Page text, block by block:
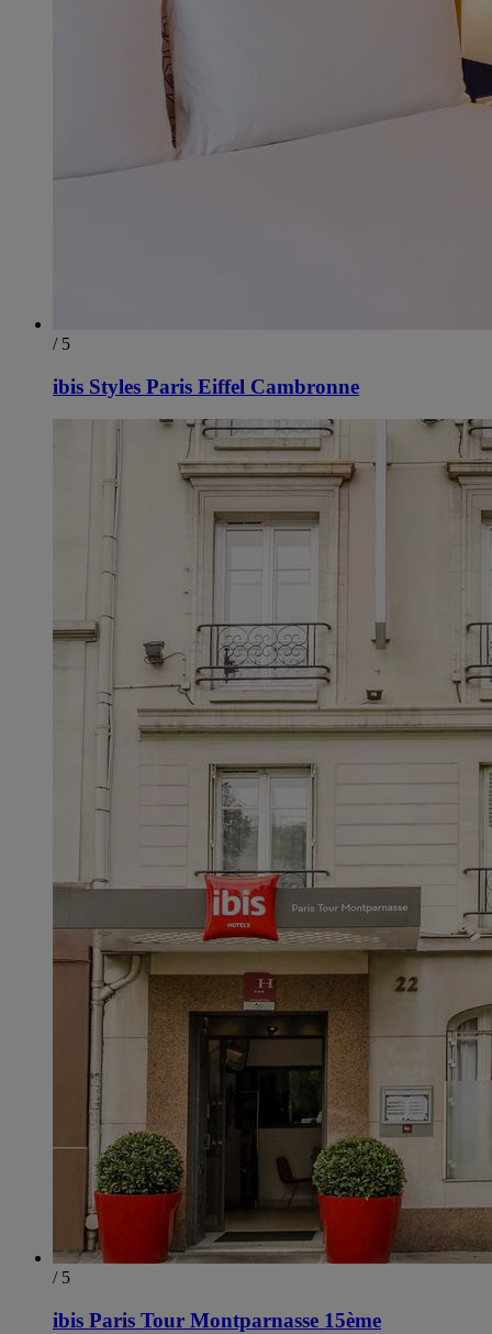
/ 5
ibis Styles Paris Eiffel Cambronne
/ 5
ibis Paris Tour Montparnasse 15ème